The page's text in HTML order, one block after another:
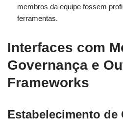
membros da equipe fossem
ferramentas.
Interfaces com
Governança e
Frameworks
Estabelecimento de